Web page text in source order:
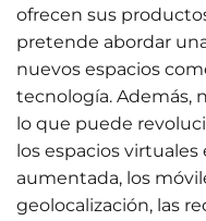
ofrecen sus
pretende abordar
nuevos espacios
tecnología. Además,
lo que puede
los espacios
aumentada, los
geolocalización, las